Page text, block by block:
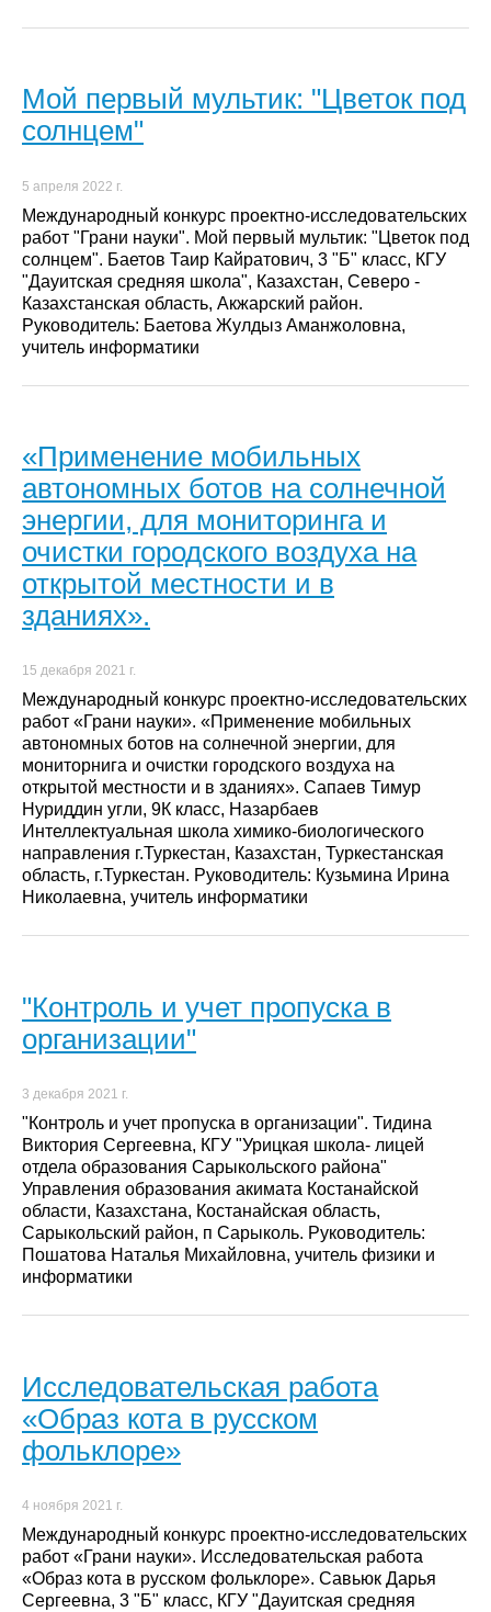
Мой первый мультик: "Цветок под
солнцем"
5 апреля 2022 г.
Международный конкурс проектно-исследовательских
работ "Грани науки". Мой первый мультик: "Цветок под
солнцем". Баетов Таир Кайратович, 3 "Б" класс, КГУ
"Дауитская средняя школа", Казахстан, Северо -
Казахстанская область, Акжарский район.
Руководитель: Баетова Жулдыз Аманжоловна,
учитель информатики
«Применение мобильных
автономных ботов на солнечной
энергии, для мониторинга и
очистки городского воздуха на
открытой местности и в
зданиях».
15 декабря 2021 г.
Международный конкурс проектно-исследовательских
работ «Грани науки». «Применение мобильных
автономных ботов на солнечной энергии, для
мониторнига и очистки городского воздуха на
открытой местности и в зданиях». Сапаев Тимур
Нуриддин угли, 9К класс, Назарбаев
Интеллектуальная школа химико-биологического
направления г.Туркестан, Казахстан, Туркестанская
область, г.Туркестан. Руководитель: Кузьмина Ирина
Николаевна, учитель информатики
"Контроль и учет пропуска в
организации"
3 декабря 2021 г.
"Контроль и учет пропуска в организации". Тидина
Виктория Сергеевна, КГУ "Урицкая школа- лицей
отдела образования Сарыкольского района"
Управления образования акимата Костанайской
области, Казахстана, Костанайская область,
Сарыкольский район, п Сарыколь. Руководитель:
Пошатова Наталья Михайловна, учитель физики и
информатики
Исследовательская работа
«Образ кота в русском
фольклоре»
4 ноября 2021 г.
Международный конкурс проектно-исследовательских
работ «Грани науки». Исследовательская работа
«Образ кота в русском фольклоре». Савьюк Дарья
Сергеевна, 3 "Б" класс, КГУ "Дауитская средняя